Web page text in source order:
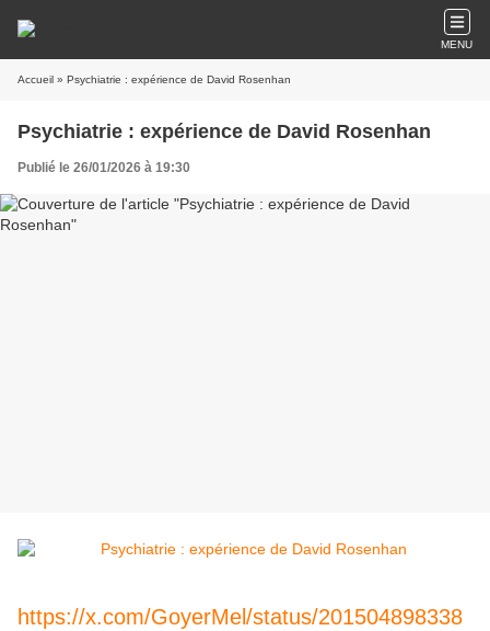
MENU
Accueil » Psychiatrie : expérience de David Rosenhan
Psychiatrie : expérience de David Rosenhan
Publié le 26/01/2026 à 19:30
https://x.com/GoyerMel/status/201504898338